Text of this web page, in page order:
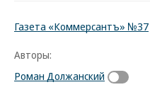
Газета «Коммерсантъ» №37
Авторы:
Роман Должанский